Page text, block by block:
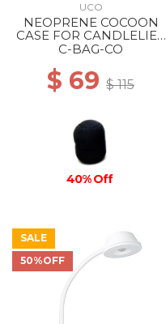
UCO
NEOPRENE COCOON
CASE FOR CANDLELIER
--
C-BAG-CO
$ 69 $ 115
40% Off
SALE
50%OFF